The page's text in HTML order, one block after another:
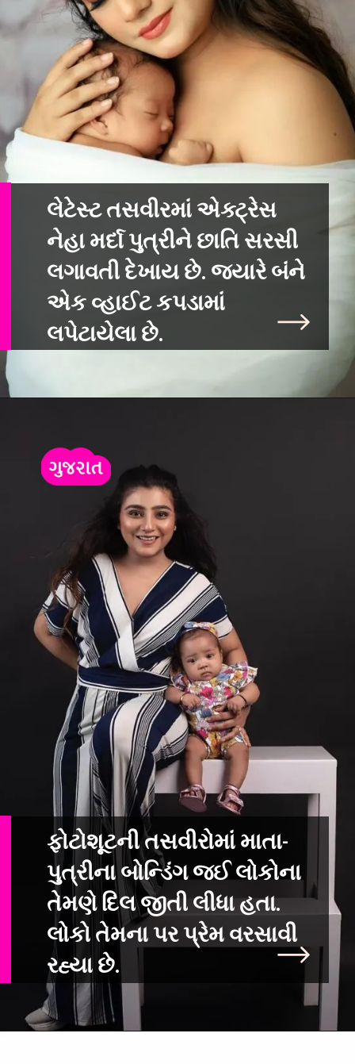
લેટેસ્ટ તસવીરમાં એક્ટ્રેસ
નેહા મર્દા પુત્રીને છાતિ સરસી
લગાવતી દેખાય છે. જ્યારે બંને
એક વ્હાઈટ કપડામાં
ફોટોશૂટની તસવીરોમાં માતા-
પુત્રીના બોન્ડિંગ જઈ લોકોના
તેમણે દિલ જીતી લીધા હતા.
લોકો તેમના પર પ્રેમ વરસાવી